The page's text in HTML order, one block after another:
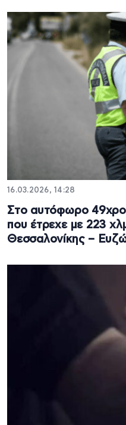
16.03.2026, 14:28
Στο αυτόφωρο
που έτρεχε με 223
Θεσσαλονίκης –